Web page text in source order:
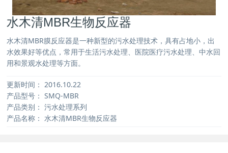
水木清MBR生物反应器
水木清MBR膜反应器是一种新型的污水处理技术，具有占地小，出
水效果好等优点，常用于生活污水处理、医院医疗污水处理、中水回
用和景观水处理等方面。
更新时间： 2016.10.22
产品型号： SMQ-MBR
产品类别： 污水处理系列
产品名称： 水木清MBR生物反应器